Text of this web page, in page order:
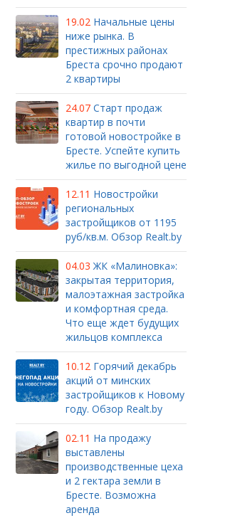
19.02 Начальные цены
ниже рынка. В
престижных районах
Бреста срочно продают
2 квартиры
24.07 Старт продаж
квартир в почти
готовой новостройке в
Бресте. Успейте купить
жилье по выгодной цене
12.11 Новостройки
региональных
застройщиков от 1195
руб/кв.м. Обзор Realt.by
04.03 ЖК «Малиновка»:
закрытая территория,
малоэтажная застройка
и комфортная среда.
Что еще ждет будущих
жильцов комплекса
10.12 Горячий декабрь
акций от минских
застройщиков к Новому
году. Обзор Realt.by
02.11 На продажу
выставлены
производственные цеха
и 2 гектара земли в
Бресте. Возможна
аренда